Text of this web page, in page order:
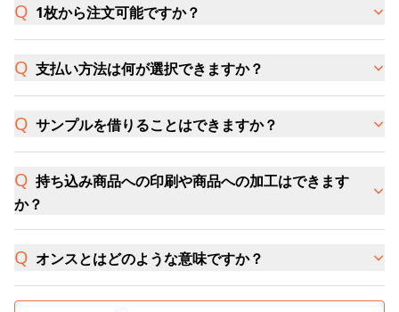
1枚から注文可能ですか？
支払い方法は何が選択できますか？
サンプルを借りることはできますか？
持ち込み商品への印刷や商品への加工はできます
か？
オンスとはどのような意味ですか？